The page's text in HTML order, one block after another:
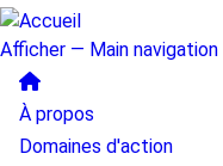
Main
navigation
Afficher — Main navigation
À propos
Domaines d'action